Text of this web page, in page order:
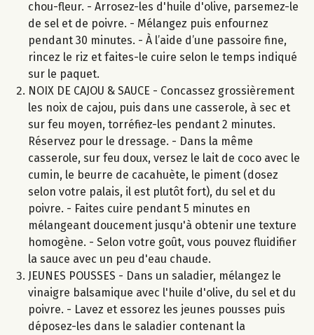
chou-fleur. - Arrosez-les d'huile d'olive, parsemez-le
de sel et de poivre. - Mélangez puis enfournez
pendant 30 minutes. - À l’aide d’une passoire fine,
rincez le riz et faites-le cuire selon le temps indiqué
sur le paquet.
NOIX DE CAJOU & SAUCE - Concassez grossièrement
les noix de cajou, puis dans une casserole, à sec et
sur feu moyen, torréfiez-les pendant 2 minutes.
Réservez pour le dressage. - Dans la même
casserole, sur feu doux, versez le lait de coco avec le
cumin, le beurre de cacahuète, le piment (dosez
selon votre palais, il est plutôt fort), du sel et du
poivre. - Faites cuire pendant 5 minutes en
mélangeant doucement jusqu'à obtenir une texture
homogène. - Selon votre goût, vous pouvez fluidifier
la sauce avec un peu d'eau chaude.
JEUNES POUSSES - Dans un saladier, mélangez le
vinaigre balsamique avec l'huile d'olive, du sel et du
poivre. - Lavez et essorez les jeunes pousses puis
déposez-les dans le saladier contenant la